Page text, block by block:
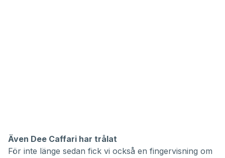
Även Dee Caffari har trålat
För inte länge sedan fick vi också en fingervisning om